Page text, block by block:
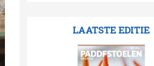
LAATSTE EDITIE